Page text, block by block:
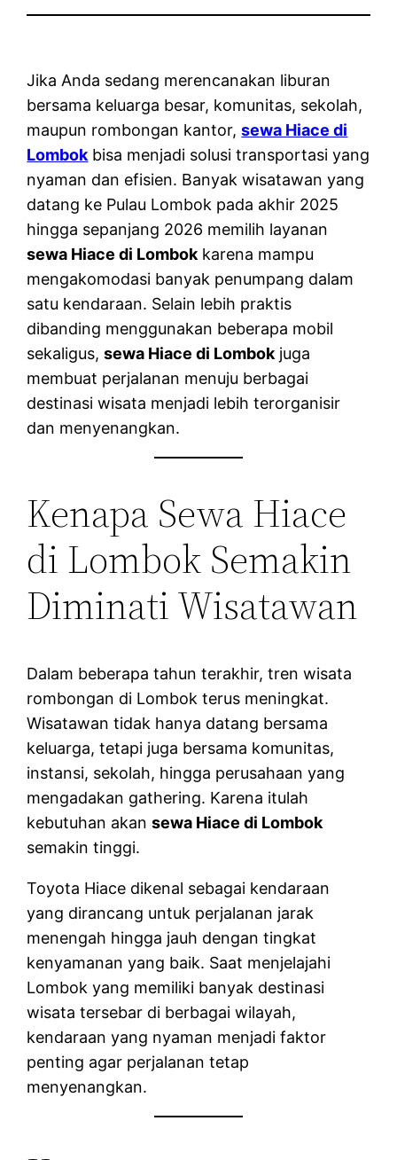
Jika Anda sedang merencanakan liburan
bersama keluarga besar, komunitas, sekolah,
maupun rombongan kantor,sewa Hiace di
Lombok bisa menjadi solusi transportasi yang
nyaman dan efisien. Banyak wisatawan yang
datang ke Pulau Lombok pada akhir 2025
hingga sepanjang 2026 memilih layanan
sewa Hiace di Lombok karena mampu
mengakomodasi banyak penumpang dalam
satu kendaraan. Selain lebih praktis
dibanding menggunakan beberapa mobil
sekaligus,sewa Hiace di Lombok juga
membuat perjalanan menuju berbagai
destinasi wisata menjadi lebih terorganisir
dan menyenangkan.
Kenapa Sewa Hiace
di Lombok Semakin
Diminati Wisatawan
Dalam beberapa tahun terakhir, tren wisata
rombongan di Lombok terus meningkat.
Wisatawan tidak hanya datang bersama
keluarga, tetapi juga bersama komunitas,
instansi, sekolah, hingga perusahaan yang
mengadakan gathering. Karena itulah
kebutuhan akansewa Hiace di Lombok
semakin tinggi.
Toyota Hiace dikenal sebagai kendaraan
yang dirancang untuk perjalanan jarak
menengah hingga jauh dengan tingkat
kenyamanan yang baik. Saat menjelajahi
Lombok yang memiliki banyak destinasi
wisata tersebar di berbagai wilayah,
kendaraan yang nyaman menjadi faktor
penting agar perjalanan tetap
menyenangkan.